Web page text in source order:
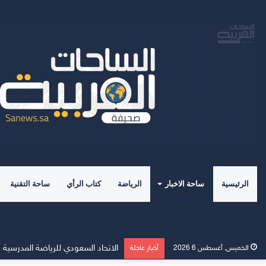
الرئيسية ساحة الاخبار الرياضة كتاب الرأي ساحة التقنية
الخميس, أغسطس 6 2026 أخبار عاجلة لندن تتقدم رسميًا بملف استضافة